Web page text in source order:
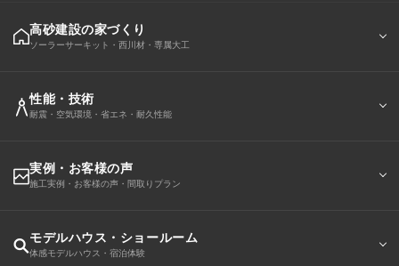
高砂建設の家づくり
ソーラーサーキット・西川材・専属大工
性能・技術
耐震・空気環境・省エネ・耐久性能
実例・お客様の声
施工実例・お客様の声・間取りプラン
モデルハウス・ショールーム
体感モデルハウス・宿泊体験